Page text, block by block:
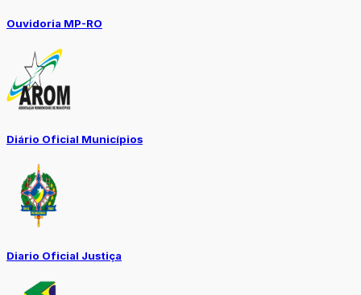
Ouvidoria MP-RO
Diário Oficial Municípios
Diario Oficial Justiça